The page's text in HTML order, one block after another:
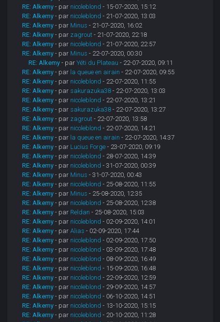
RE: Alkemy - par nicoleblond - 15-07-2020, 15:12
RE: Alkemy - par nicoleblond - 21-07-2020, 13:03
RE: Alkemy - par Minus - 21-07-2020, 16:02
RE: Alkemy - par zagrout - 21-07-2020, 22:18
RE: Alkemy - par nicoleblond - 21-07-2020, 22:57
RE: Alkemy - par Minus - 22-07-2020, 00:30
RE: Alkemy - parYéti du Plateau - 22-07-2020, 09:11
RE: Alkemy - par la queue en airain - 22-07-2020, 09:55
RE: Alkemy - par nicoleblond - 22-07-2020, 11:55
RE: Alkemy - par sakurazuka38 - 22-07-2020, 13:03
RE: Alkemy - par nicoleblond - 22-07-2020, 13:21
RE: Alkemy - par sakurazuka38 - 22-07-2020, 13:27
RE: Alkemy - par zagrout - 22-07-2020, 13:58
RE: Alkemy - par nicoleblond - 22-07-2020, 14:21
RE: Alkemy - par la queue en airain - 22-07-2020, 14:37
RE: Alkemy - par Lucius Forge - 23-07-2020, 09:19
RE: Alkemy - par nicoleblond - 28-07-2020, 14:39
RE: Alkemy - par nicoleblond - 31-07-2020, 00:39
RE: Alkemy - par Minus - 31-07-2020, 00:43
RE: Alkemy - par nicoleblond - 25-08-2020, 11:55
RE: Alkemy - par Minus - 25-08-2020, 12:35
RE: Alkemy - par nicoleblond - 25-08-2020, 12:38
RE: Alkemy - par Reldan - 25-08-2020, 15:03
RE: Alkemy - par nicoleblond - 02-09-2020, 14:01
RE: Alkemy - parAlias - 02-09-2020, 17:44
RE: Alkemy - par nicoleblond - 02-09-2020, 17:50
RE: Alkemy - par nicoleblond - 03-09-2020, 17:48
RE: Alkemy - par nicoleblond - 08-09-2020, 16:49
RE: Alkemy - par nicoleblond - 15-09-2020, 16:48
RE: Alkemy - par nicoleblond - 22-09-2020, 12:59
RE: Alkemy - par nicoleblond - 29-09-2020, 14:57
RE: Alkemy - par nicoleblond - 06-10-2020, 14:51
RE: Alkemy - par nicoleblond - 13-10-2020, 15:15
RE: Alkemy - par nicoleblond - 20-10-2020, 11:28